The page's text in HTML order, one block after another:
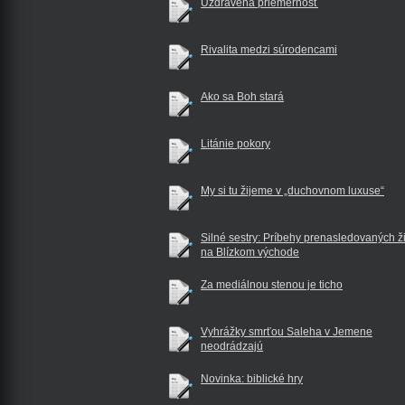
Rivalita medzi súrodencami
Ako sa Boh stará
Litánie pokory
My si tu žijeme v „duchovnom luxuse“
Silné sestry: Príbehy prenasledovaných
na Blízkom východe
Za mediálnou stenou je ticho
Vyhrážky smrťou Saleha v Jemene
neodrádzajú
Novinka: biblické hry